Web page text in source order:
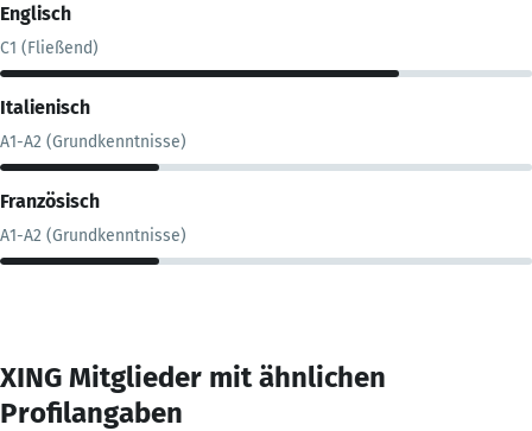
Englisch
C1 (Fließend)
Italienisch
A1-A2 (Grundkenntnisse)
Französisch
A1-A2 (Grundkenntnisse)
XING Mitglieder mit ähnlichen
Profilangaben